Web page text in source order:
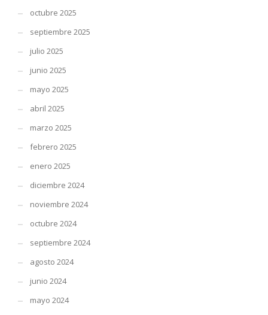
octubre 2025
septiembre 2025
julio 2025
junio 2025
mayo 2025
abril 2025
marzo 2025
febrero 2025
enero 2025
diciembre 2024
noviembre 2024
octubre 2024
septiembre 2024
agosto 2024
junio 2024
mayo 2024